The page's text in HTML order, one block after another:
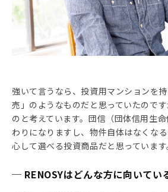
強いて言うなら、投資用マンションを
売」のようなものだと思っていたので
のと考えています。団信（団体信用生
わりになりますし、物件自体はなくな
心して選べる投資商品だと思っています
─ RENOSYはどんな方に向いてい